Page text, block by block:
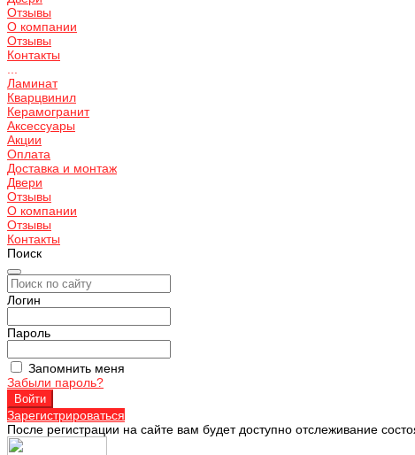
Отзывы
О компании
Отзывы
Контакты
Ламинат
Кварцвинил
Керамогранит
Аксессуары
Акции
Оплата
Доставка и монтаж
Двери
Отзывы
О компании
Отзывы
Контакты
Поиск
Логин
Пароль
Запомнить меня
Забыли пароль?
Зарегистрироваться
После регистрации на сайте вам будет доступно отслеживание